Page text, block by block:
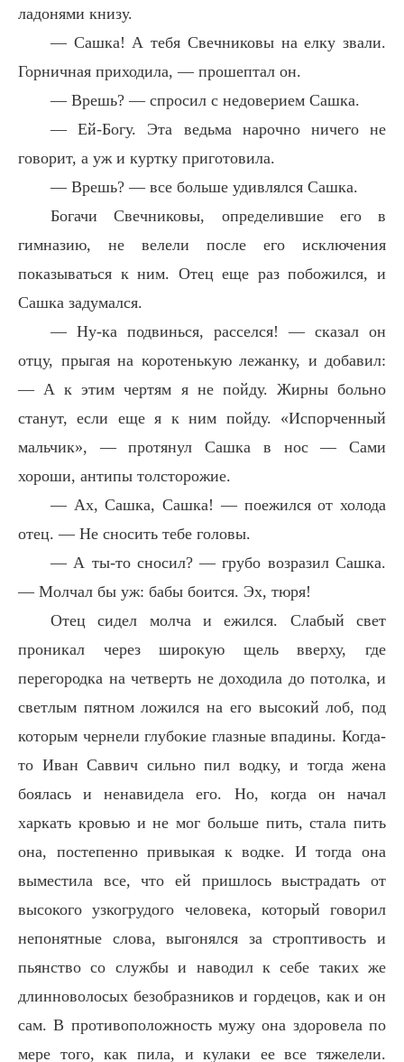
ладонями книзу.
— Сашка! А тебя Свечниковы на елку звали.
Горничная приходила, — прошептал он.
— Врешь? — спросил с недоверием Сашка.
— Ей-Богу. Эта ведьма нарочно ничего не
говорит, а уж и куртку приготовила.
— Врешь? — все больше удивлялся Сашка.
Богачи Свечниковы, определившие его в
гимназию, не велели после его исключения
показываться к ним. Отец еще раз побожился, и
Сашка задумался.
— Ну-ка подвинься, расселся! — сказал он
отцу, прыгая на коротенькую лежанку, и добавил:
— А к этим чертям я не пойду. Жирны больно
станут, если еще я к ним пойду. «Испорченный
мальчик», — протянул Сашка в нос — Сами
хороши, антипы толсторожие.
— Ах, Сашка, Сашка! — поежился от холода
отец. — Не сносить тебе головы.
— А ты-то сносил? — грубо возразил Сашка.
— Молчал бы уж: бабы боится. Эх, тюря!
Отец сидел молча и ежился. Слабый свет
проникал через широкую щель вверху, где
перегородка на четверть не доходила до потолка, и
светлым пятном ложился на его высокий лоб, под
которым чернели глубокие глазные впадины. Когда-
то Иван Саввич сильно пил водку, и тогда жена
боялась и ненавидела его. Но, когда он начал
харкать кровью и не мог больше пить, стала пить
она, постепенно привыкая к водке. И тогда она
выместила все, что ей пришлось выстрадать от
высокого узкогрудого человека, который говорил
непонятные слова, выгонялся за строптивость и
пьянство со службы и наводил к себе таких же
длинноволосых безобразников и гордецов, как и он
сам. В противоположность мужу она здоровела по
мере того, как пила, и кулаки ее все тяжелели.